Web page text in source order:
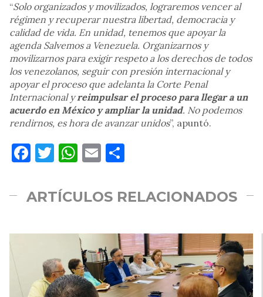
“Solo organizados y movilizados, lograremos vencer al
régimen y recuperar nuestra libertad, democracia y
calidad de vida. En unidad, tenemos que apoyar la
agenda Salvemos a Venezuela. Organizarnos y
movilizarnos para exigir respeto a los derechos de todos
los venezolanos, seguir con presión internacional y
apoyar el proceso que adelanta la Corte Penal
Internacional yreimpulsar el proceso para llegar a un
acuerdo en México y ampliar la unidad. No podemos
rendirnos, es hora de avanzar unidos”, apuntó.
Facebook
Twitter
WhatsApp
Email
ARTÍCULOS RELACIONADOS